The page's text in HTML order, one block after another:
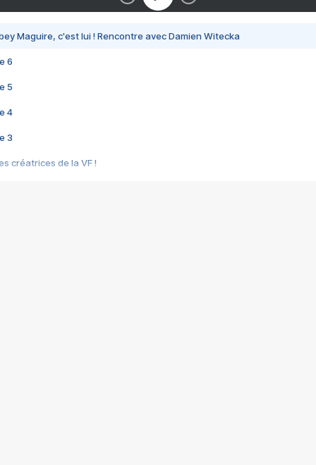
Maguire, c'est lui ! Rencontre avec Damien Witecka
6
5
4
3
créatrices de la VF !